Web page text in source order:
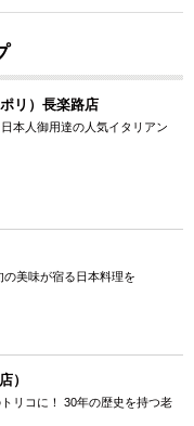
リ）長楽路店
本人御用達の人気イタリアン
美味が宿る日本料理を
）
リコに！ 30年の歴史を持つ老